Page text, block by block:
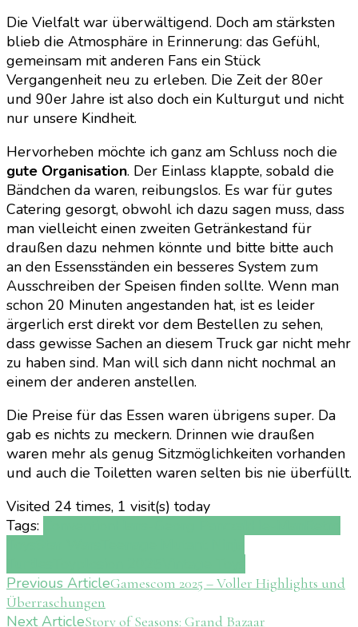
Die Vielfalt war überwältigend. Doch am stärksten
blieb die Atmosphäre in Erinnerung: das Gefühl,
gemeinsam mit anderen Fans ein Stück
Vergangenheit neu zu erleben. Die Zeit der 80er
und 90er Jahre ist also doch ein Kulturgut und nicht
nur unsere Kindheit.
Hervorheben möchte ich ganz am Schluss noch die
gute Organisation. Der Einlass klappte, sobald die
Bändchen da waren, reibungslos. Es war für gutes
Catering gesorgt, obwohl ich dazu sagen muss, dass
man vielleicht einen zweiten Getränkestand für
draußen dazu nehmen könnte und bitte bitte auch
an den Essensständen ein besseres System zum
Ausschreiben der Speisen finden sollte. Wenn man
schon 20 Minuten angestanden hat, ist es leider
ärgerlich erst direkt vor dem Bestellen zu sehen,
dass gewisse Sachen an diesem Truck gar nicht mehr
zu haben sind. Man will sich dann nicht nochmal an
einem der anderen anstellen.
Die Preise für das Essen waren übrigens super. Da
gab es nichts zu meckern. Drinnen wie draußen
waren mehr als genug Sitzmöglichkeiten vorhanden
und auch die Toiletten waren selten bis nie überfüllt.
Visited 24 times, 1 visit(s) today
Tags:
Post
Navigation
Previous ArticleGamescom 2025 – Voller Highlights und
Überraschungen
Next ArticleStory of Seasons: Grand Bazaar